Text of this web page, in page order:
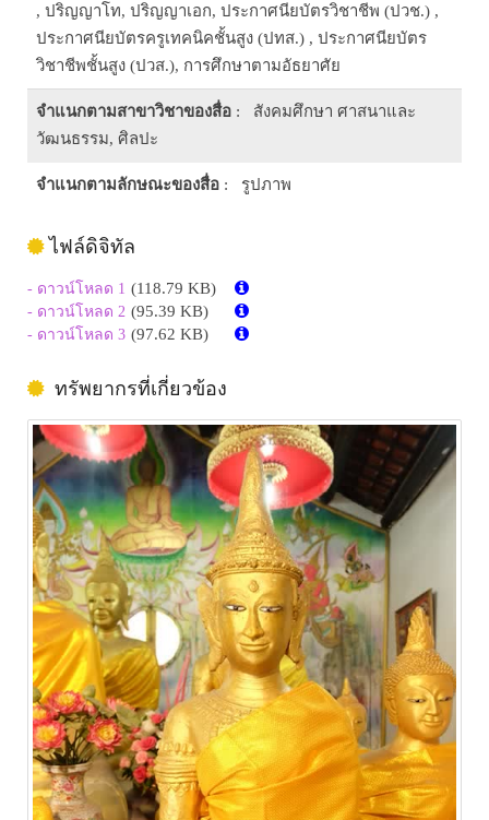
, ปริญญาโท, ปริญญาเอก, ประกาศนียบัตรวิชาชีพ (ปวช.) ,
ประกาศนียบัตรครูเทคนิคชั้นสูง (ปทส.) , ประกาศนียบัตร
วิชาชีพชั้นสูง (ปวส.), การศึกษาตามอัธยาศัย
จำแนกตามสาขาวิชาของสื่อ : สังคมศึกษา ศาสนาและ
วัฒนธรรม, ศิลปะ
จำแนกตามลักษณะของสื่อ : รูปภาพ
ไฟล์ดิจิทัล
- ดาวน์โหลด 1 (118.79 KB)
- ดาวน์โหลด 2 (95.39 KB)
- ดาวน์โหลด 3 (97.62 KB)
ทรัพยากรที่เกี่ยวข้อง